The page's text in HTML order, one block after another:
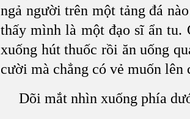
ngả người trên một tảng đá
thấy mình là một đạo sĩ ẩn tu.
xuống hút thuốc rồi ăn uống
cười mà chẳng có vẻ muốn
Dõi mắt nhìn xuống phía